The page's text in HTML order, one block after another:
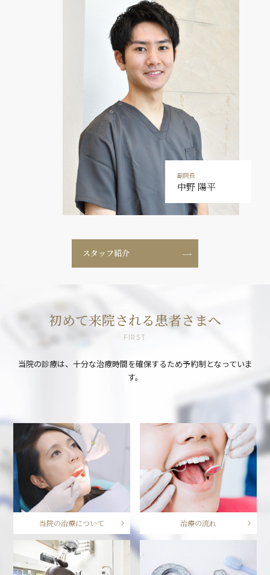
副院長
中野 陽平
スタッフ紹介
初めて来院される患者さまへ
FIRST
当院の診療は、十分な治療時間を確保するため予約制となっていま
す。
当院の治療について 治療の流れ